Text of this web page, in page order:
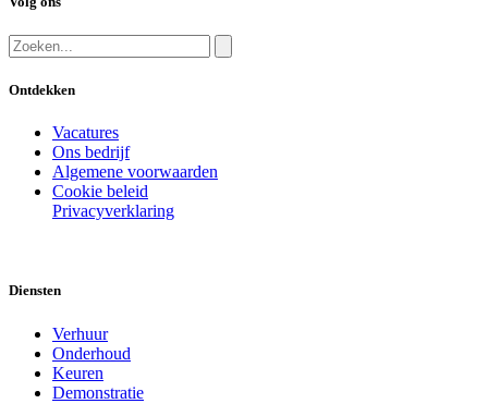
Ontdekken
Vacatures
Ons bedrijf
Algemene voorwaarden
Cookie beleid
Privacyverklaring
Diensten
Verhuur
Onderhoud
Keuren
Demonstratie